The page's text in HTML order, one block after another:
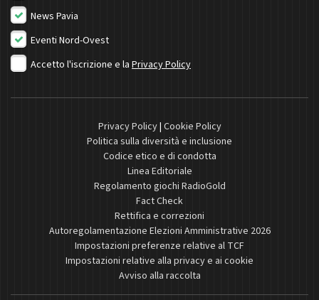
News Pavia
Eventi Nord-Ovest
Accetto l'iscrizione e la Privacy Policy
Privacy Policy| Cookie Policy
Politica sulla diversità e inclusione
Codice etico e di condotta
Linea Editoriale
Regolamento giochi RadioGold
Fact Check
Rettifica e correzioni
Autoregolamentazione Elezioni Amministrative 2026
Impostazioni preferenze relative al TCF
Impostazioni relative alla privacy e ai cookie
Avviso alla raccolta